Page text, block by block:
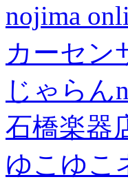
nojima
カーセン
じゃらん
石橋楽器
ゆこゆこ